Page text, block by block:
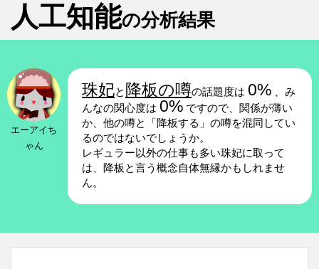
人工知能の分析結果
エーアイち
ゃん
珠妃と 降板の噂の話題度は 0% 、み
んなの関心度は 0% ですので、関係が薄い
か、他の噂と「降板する」の噂を混同してい
るのではないでしょうか。
レギュラー以外の仕事も多い珠妃に取って
は、降板と言う概念自体無縁かもしれませ
ん。